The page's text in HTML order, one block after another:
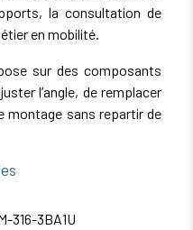
la consultation de
en mobilité.
sur des composants
l’angle, de remplacer
montage sans repartir de
316-3BA1U